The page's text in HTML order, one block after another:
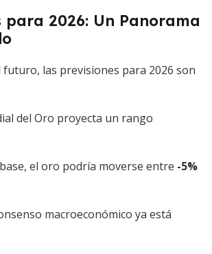
para 2026: Un Panorama
futuro, las previsiones para 2026 son
del Oro proyecta un rango
el oro podría moverse entre -5%
macroeconómico ya está